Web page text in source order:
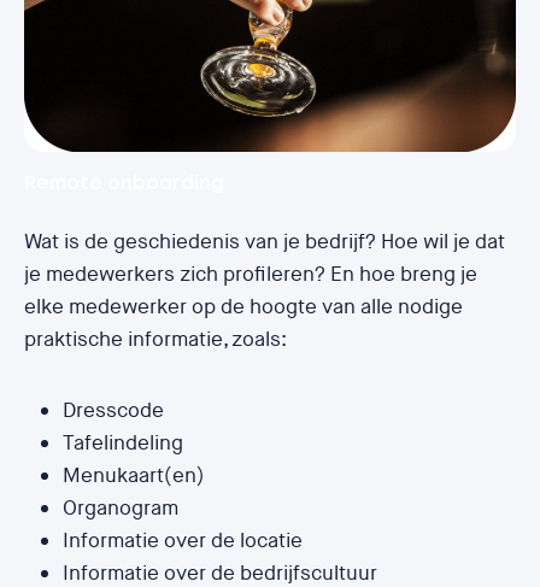
Wat is de geschiedenis van je bedrijf? Hoe wil je dat
je medewerkers zich profileren? En hoe breng je
elke medewerker op de hoogte van alle nodige
praktische informatie, zoals:
Dresscode
Tafelindeling
Menukaart(en)
Organogram
Informatie over de locatie
Informatie over de bedrijfscultuur